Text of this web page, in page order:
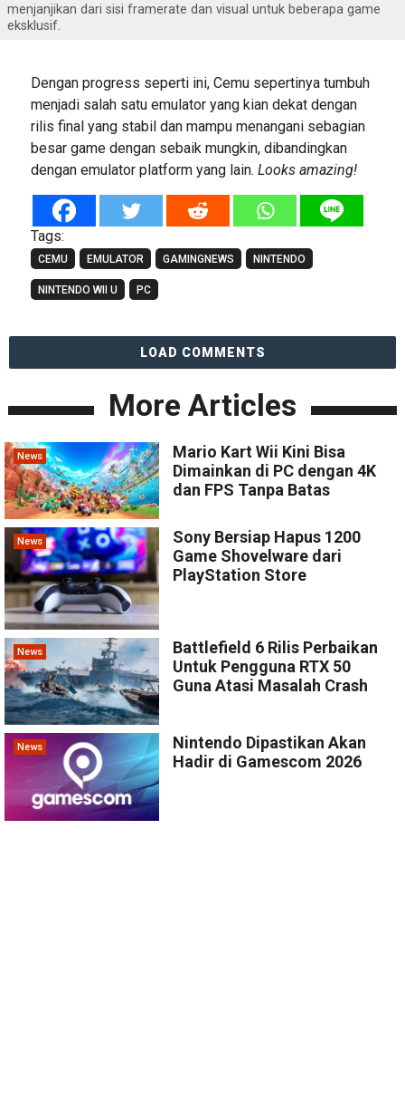
menjanjikan dari sisi framerate dan visual untuk beberapa game
eksklusif.
Dengan progress seperti ini, Cemu sepertinya tumbuh
menjadi salah satu emulator yang kian dekat dengan
rilis final yang stabil dan mampu menangani sebagian
besar game dengan sebaik mungkin, dibandingkan
dengan emulator platform yang lain. Looks amazing!
Tags:
CEMU EMULATOR GAMINGNEWS NINTENDO
NINTENDO WII U PC
LOAD COMMENTS
More Articles
News
Mario Kart Wii Kini Bisa
Dimainkan di PC dengan 4K
dan FPS Tanpa Batas
News
Sony Bersiap Hapus 1200
Game Shovelware dari
PlayStation Store
News
Battlefield 6 Rilis Perbaikan
Untuk Pengguna RTX 50
Guna Atasi Masalah Crash
News
Nintendo Dipastikan Akan
Hadir di Gamescom 2026